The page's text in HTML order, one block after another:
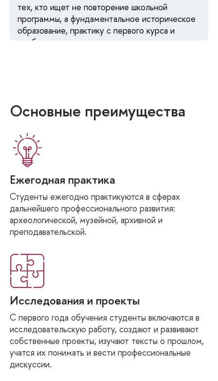
тех, кто ищет не повторение школьной
программы, а фундаментальное историческое
образование, практику с первого курса и
сообщество сильных и мотивированных
Основные преимущества
Ежегодная практика
Студенты ежегодно практикуются в сферах
дальнейшего профессионального развития:
археологической, музейной, архивной и
преподавательской.
Исследования и проекты
С первого года обучения студенты включаются в
исследовательскую работу, создают и развивают
собственные проекты, изучают тексты о прошлом,
учатся их понимать и вести профессиональные
дискуссии.